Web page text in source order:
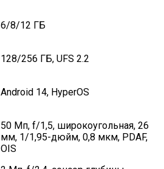
6/8/12 ГБ
128/256 ГБ, UFS 2.2
Android 14, HyperOS
50 Мп, f/1,5, широкоугольная, 26
мм, 1/1,95-дюйм, 0,8 мкм, PDAF,
OIS